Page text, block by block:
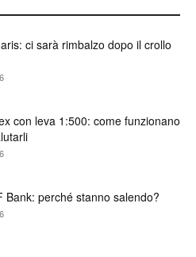
ci sarà rimbalzo dopo il crollo
con leva 1:500: come funzionano
Bank: perché stanno salendo?